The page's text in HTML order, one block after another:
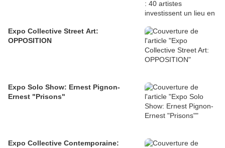
Expo Collective Street Art:
OPPOSITION
Expo Solo Show: Ernest Pignon-
Ernest "Prisons"
Expo Collective Contemporaine: